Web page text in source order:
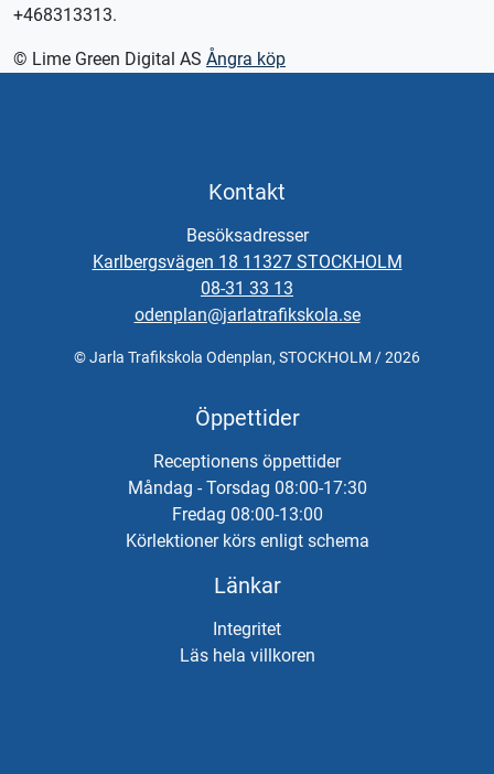
+468313313.
© Lime Green Digital AS Ångra köp
Kontakt
Besöksadresser
Karlbergsvägen 18 11327 STOCKHOLM
08-31 33 13
odenplan@jarlatrafikskola.se
© Jarla Trafikskola Odenplan, STOCKHOLM / 2026
Öppettider
Receptionens öppettider
Måndag - Torsdag 08:00-17:30
Fredag 08:00-13:00
Körlektioner körs enligt schema
Länkar
Integritet
Läs hela villkoren